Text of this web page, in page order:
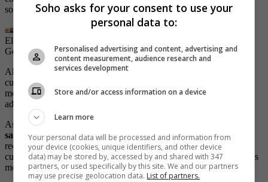
sostenibilidad, innovación y presentación.
El ajiaco es una sopa que se consume mucho en Bogotá.
Getty Images
Ahora, la tarea para Colombia es seguir elevando sus tradiciones
culinarias, no solo en las mesas locales, sino también en los
mercados internacionales. Porque si algo sabemos hacer bien,
además de arepas, es sorprender con lo nuestro.
Así que ya saben, colombianos:
saboreando un buen sancocho o una oblea con arequipe,
recuerden que están degustando una cocina que no solo alimenta
cuerpos, sino también corazones, y que ahora es oficialmente de las
mejores del mundo.
Soho asks for your consent to use your
personal data to:
Personalised advertising and content, advertising and
content measurement, audience research and
services development
Store and/or access information on a device
Learn more
Your personal data will be processed and information from
your device (cookies, unique identifiers, and other device
data) may be stored by, accessed by and shared with 347
partners, or used specifically by this site. We and our partners
may use precise geolocation data. List of partners.